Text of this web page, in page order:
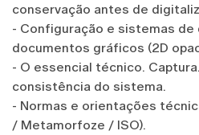
conservação antes de
- Configuração e sistemas de
documentos gráficos (2D
- O essencial técnico.
consistência do sistema.
- Normas e orientações
/ Metamorfoze / ISO).